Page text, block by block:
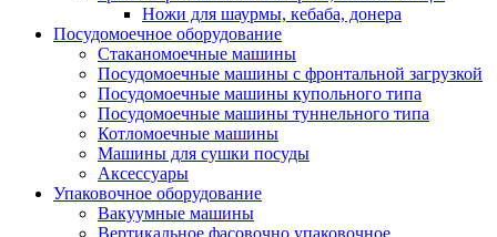
Ножи для шаурмы, кебаба, донера
Посудомоечное оборудование
Стаканомоечные машины
Посудомоечные машины с фронтальной загрузкой
Посудомоечные машины купольного типа
Посудомоечные машины туннельного типа
Котломоечные машины
Машины для сушки посуды
Аксессуары
Упаковочное оборудование
Вакуумные машины
Вертикальное фасовочно упаковочное